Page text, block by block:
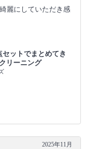
麗にしていただき感
ットでまとめてき
リーニング
2025年11月